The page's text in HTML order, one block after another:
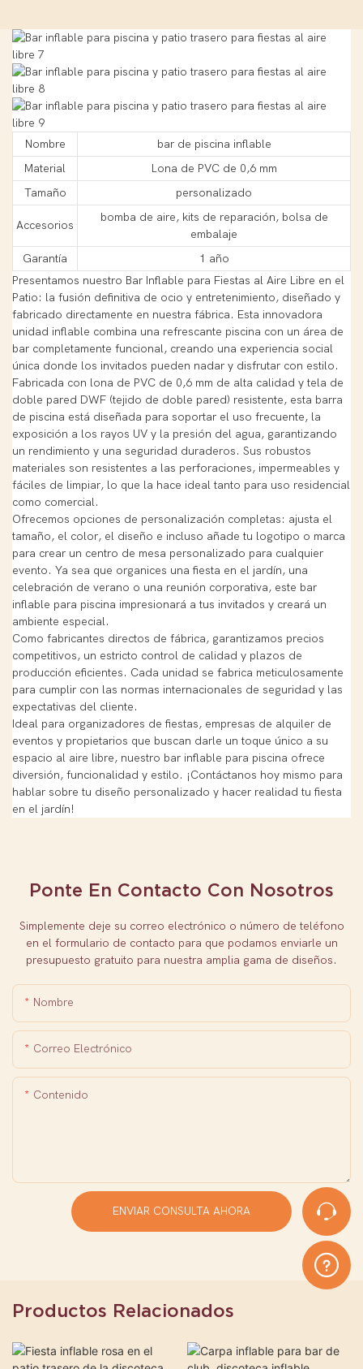
Nombre
bar de piscina inflable
Material
Lona de PVC de 0,6 mm
Tamaño
personalizado
Accesorios
bomba de aire, kits de reparación, bolsa de
embalaje
Garantía
1 año
Presentamos nuestro Bar Inflable para Fiestas al Aire Libre en el
Patio: la fusión definitiva de ocio y entretenimiento, diseñado y
fabricado directamente en nuestra fábrica. Esta innovadora
unidad inflable combina una refrescante piscina con un área de
bar completamente funcional, creando una experiencia social
única donde los invitados pueden nadar y disfrutar con estilo.
Fabricada con lona de PVC de 0,6 mm de alta calidad y tela de
doble pared DWF (tejido de doble pared) resistente, esta barra
de piscina está diseñada para soportar el uso frecuente, la
exposición a los rayos UV y la presión del agua, garantizando
un rendimiento y una seguridad duraderos. Sus robustos
materiales son resistentes a las perforaciones, impermeables y
fáciles de limpiar, lo que la hace ideal tanto para uso residencial
como comercial.
Ofrecemos opciones de personalización completas: ajusta el
tamaño, el color, el diseño e incluso añade tu logotipo o marca
para crear un centro de mesa personalizado para cualquier
evento. Ya sea que organices una fiesta en el jardín, una
celebración de verano o una reunión corporativa, este bar
inflable para piscina impresionará a tus invitados y creará un
ambiente especial.
Como fabricantes directos de fábrica, garantizamos precios
competitivos, un estricto control de calidad y plazos de
producción eficientes. Cada unidad se fabrica meticulosamente
para cumplir con las normas internacionales de seguridad y las
expectativas del cliente.
Ideal para organizadores de fiestas, empresas de alquiler de
eventos y propietarios que buscan darle un toque único a su
espacio al aire libre, nuestro bar inflable para piscina ofrece
diversión, funcionalidad y estilo. ¡Contáctanos hoy mismo para
hablar sobre tu diseño personalizado y hacer realidad tu fiesta
en el jardín!
Ponte En Contacto Con Nosotros
Simplemente deje su correo electrónico o número de teléfono
en el formulario de contacto para que podamos enviarle un
presupuesto gratuito para nuestra amplia gama de diseños.
Nombre
Correo Electrónico
Contenido
ENVIAR CONSULTA AHORA
Productos Relacionados